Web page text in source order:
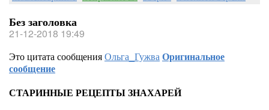
Без заголовка
21-12-2018 19:49
Это цитата сообщенияОльга_ГужваОригинальное
сообщение
СТАРИННЫЕ РЕЦЕПТЫ ЗНАХАРЕЙ